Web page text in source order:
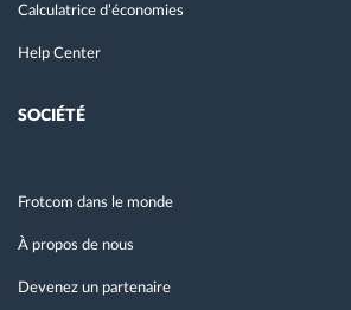
Calculatrice d’économies
Help Center
SOCIÉTÉ
Frotcom dans le monde
À propos de nous
Devenez un partenaire